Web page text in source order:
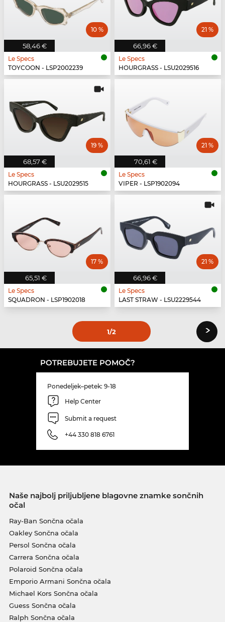
58,46 €
10 %
Le Specs
TOYCOON - LSP2002239
66,96 €
21 %
Le Specs
HOURGRASS - LSU2029516
68,57 €
19 %
Le Specs
HOURGRASS - LSU2029515
70,61 €
21 %
Le Specs
VIPER - LSP1902094
65,51 €
17 %
Le Specs
SQUADRON - LSP1902018
66,96 €
21 %
Le Specs
LAST STRAW - LSU2229544
1/2 ›
POTREBUJETE POMOČ?
Ponedeljek–petek: 9-18
Help Center
Submit a request
+44 330 818 6761
Naše najbolj priljubljene blagovne znamke sončnih
očal
Ray-Ban Sončna očala
Oakley Sončna očala
Persol Sončna očala
Carrera Sončna očala
Polaroid Sončna očala
Emporio Armani Sončna očala
Michael Kors Sončna očala
Guess Sončna očala
Ralph Sončna očala